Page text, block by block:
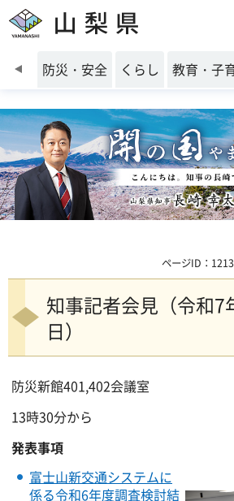
山梨県
前のスライドを表示
防災・安全 くらし 教育・子
ページID：
知事記者会見（令和7
日）
防災新館401,402会議室
13時30分から
発表事項
富士山新交通システムに
係る令和6年度調査検討結